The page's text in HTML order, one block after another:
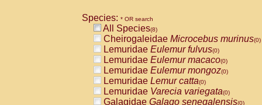
Atelidae Alouatta seniculus
AtelidaeAlouatta
AtelidaeAteles belzebuth(0)
AtelidaeAteles geoffroyi(0)
AtelidaeAteles paniscus(0)
AtelidaeAtelesspp. (0)
AtelidaeLagothrix lagothricha
AtelidaeLagothrix lagothricha cana
PitheciidaeCacajao calvus
Species: * OR search
All Species(8)
Cheirogaleidae Microcebus murinus(0)
Lemuridae Eulemur fulvus(0)
Lemuridae Eulemur macaco(0)
Lemuridae Eulemur mongoz(0)
Lemuridae Lemur catta(0)
Lemuridae Varecia variegata(0)
Galagidae Galago senegalensis(0)